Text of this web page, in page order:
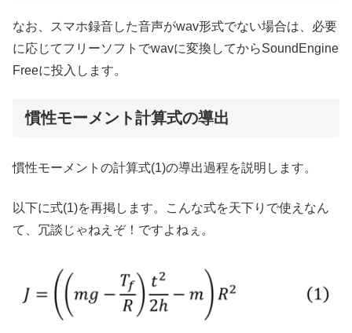
なお、スマホ録音した音声がwav形式でない場合は、必要
に応じてフリーソフトでwavに変換してからSoundEngine
Freeに投入します。
慣性モーメント計算式の導出
慣性モーメントの計算式(1)の導出過程を説明します。
以下に式(1)を再掲します。こんな式を天下りで使えなん
て、冗談じゃねえぞ！ですよねぇ。